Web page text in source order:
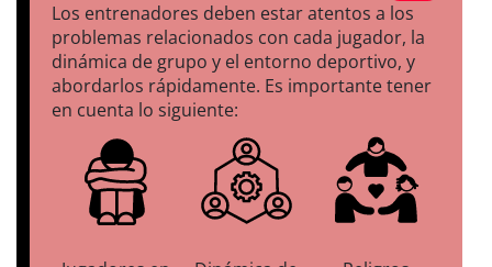
Los entrenadores deben estar atentos a los
problemas relacionados con cada jugador, la
dinámica de grupo y el entorno deportivo, y
abordarlos rápidamente. Es importante tener
en cuenta lo siguiente: